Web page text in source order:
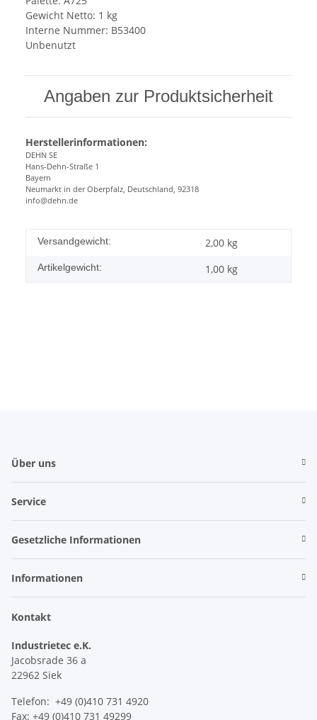
Gewicht Netto: 1 kg
Interne Nummer: B53400
Unbenutzt
Angaben zur Produktsicherheit
Herstellerinformationen:
DEHN SE
Hans-Dehn-Straße 1
Bayern
Neumarkt in der Oberpfalz, Deutschland, 92318
info@dehn.de
Versandgewicht: 2,00 kg
Artikelgewicht: 1,00 kg
Über uns
Service
Gesetzliche Informationen
Informationen
Kontakt
Industrietec e.K.
Jacobsrade 36 a
22962 Siek
Telefon: +49 (0)410 731 4920
Fax: +49 (0)410 731 49299